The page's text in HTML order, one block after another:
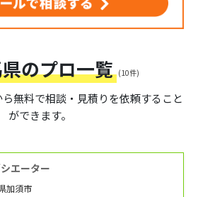
のプロ一覧 (10件)
無料で相談・見積りを依頼すること
ができます。
エーター
加須市